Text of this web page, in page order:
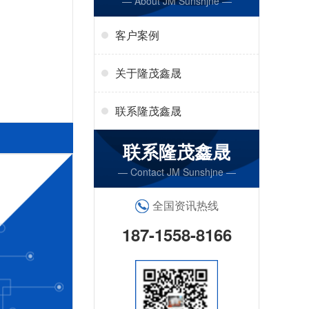
客户案例
关于隆茂鑫晟
联系隆茂鑫晟
联系隆茂鑫晟
— Contact JM Sunshjne —
全国资讯热线
187-1558-8166